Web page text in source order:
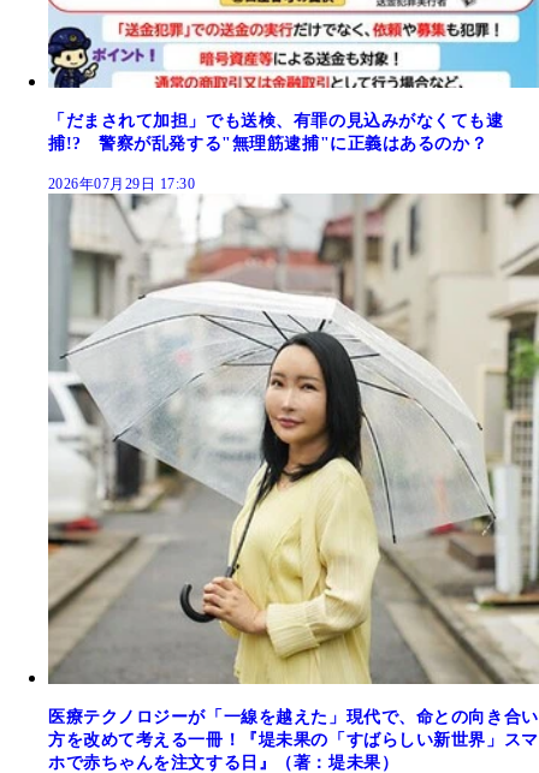
「だまされて加担」でも送検、有罪の見込みがなくても逮
捕!? 警察が乱発する"無理筋逮捕"に正義はあるのか？
2026年07月29日 17:30
医療テクノロジーが「一線を越えた」現代で、命との向き合い
方を改めて考える一冊！『堤未果の「すばらしい新世界」スマ
ホで赤ちゃんを注文する日』（著：堤未果）